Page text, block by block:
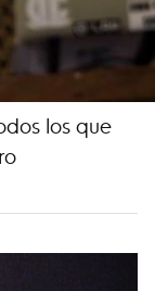
los que